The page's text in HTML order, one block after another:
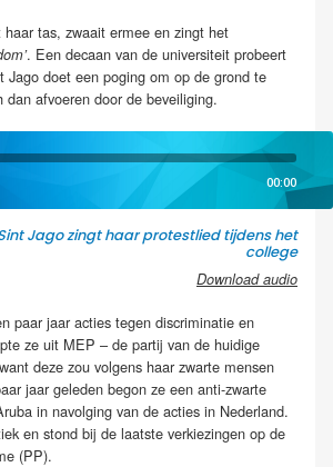
tas, zwaait ermee en zingt het
. Een decaan van de universiteit probeert
Jago doet een poging om op de grond te
afvoeren door de beveiliging.
00:00
Jago zingt haar protestlied tijdens het
college
Download audio
paar jaar acties tegen discriminatie en
ze uit MEP – de partij van de huidige
deze zou volgens haar zwarte mensen
jaar geleden begon ze een anti-zwarte
in navolging van de acties in Nederland.
en stond bij de laatste verkiezingen op de
(PP).